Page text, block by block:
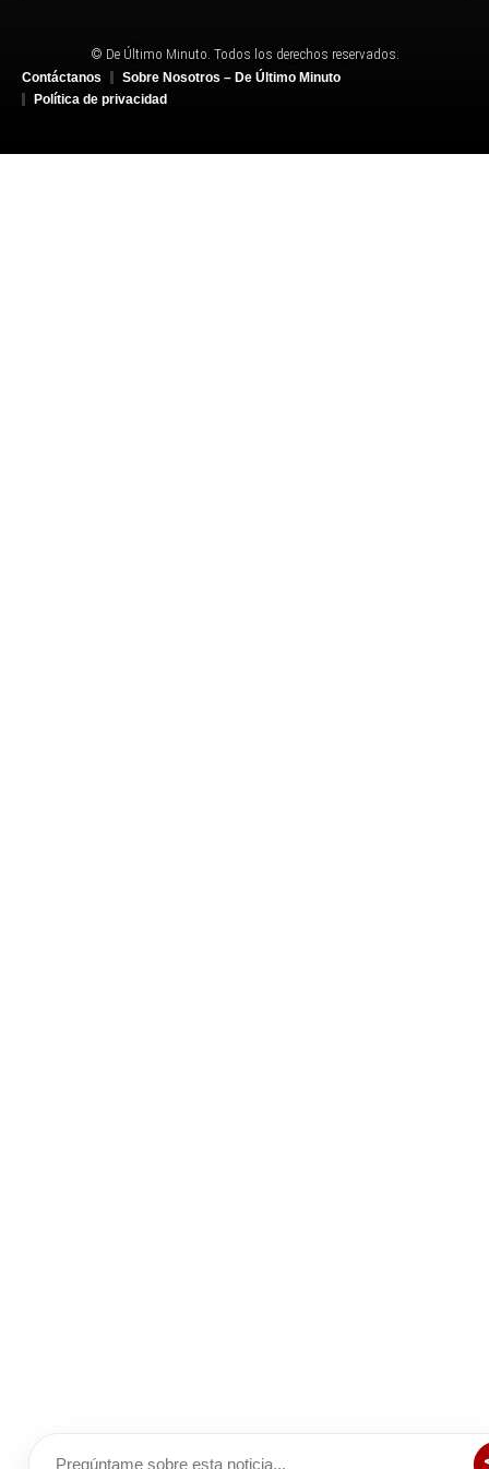
© De Último Minuto. Todos los derechos reservados.
Contáctanos
Sobre Nosotros – De Último Minuto
Política de privacidad